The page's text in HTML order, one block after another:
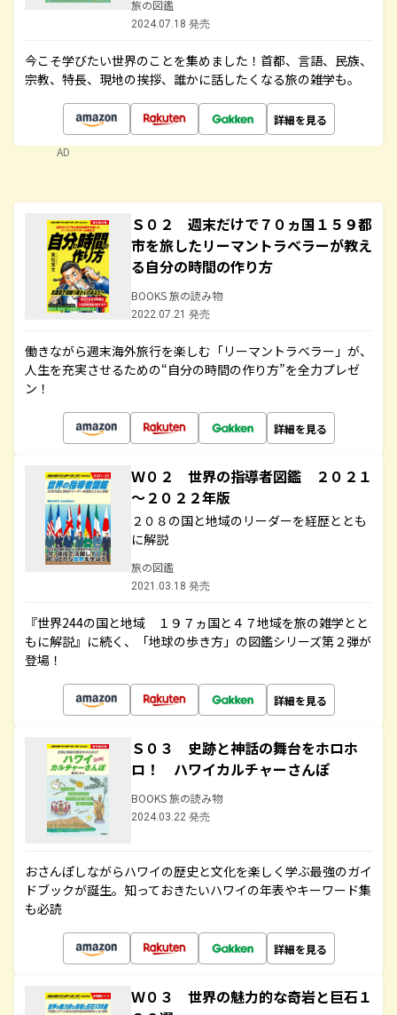
旅の図鑑
2024.07.18 発売
今こそ学びたい世界のことを集めました！首都、言語、民族、
宗教、特長、現地の挨拶、誰かに話したくなる旅の雑学も。
詳細を見る
AD
Ｓ０２ 週末だけで７０ヵ国１５９都
市を旅したリーマントラベラーが教え
る自分の時間の作り方
BOOKS 旅の読み物
2022.07.21 発売
働きながら週末海外旅行を楽しむ「リーマントラベラー」が、
人生を充実させるための“自分の時間の作り方”を全力プレゼ
ン！
詳細を見る
Ｗ０２ 世界の指導者図鑑 ２０２１
～２０２２年版
２０８の国と地域のリーダーを経歴ととも
に解説
旅の図鑑
2021.03.18 発売
『世界244の国と地域 １９７ヵ国と４７地域を旅の雑学とと
もに解説』に続く、「地球の歩き方」の図鑑シリーズ第２弾が
登場！
詳細を見る
Ｓ０３ 史跡と神話の舞台をホロホ
ロ！ ハワイカルチャーさんぽ
BOOKS 旅の読み物
2024.03.22 発売
おさんぽしながらハワイの歴史と文化を楽しく学ぶ最強のガイ
ドブックが誕生。知っておきたいハワイの年表やキーワード集
も必読
詳細を見る
Ｗ０３ 世界の魅力的な奇岩と巨石１